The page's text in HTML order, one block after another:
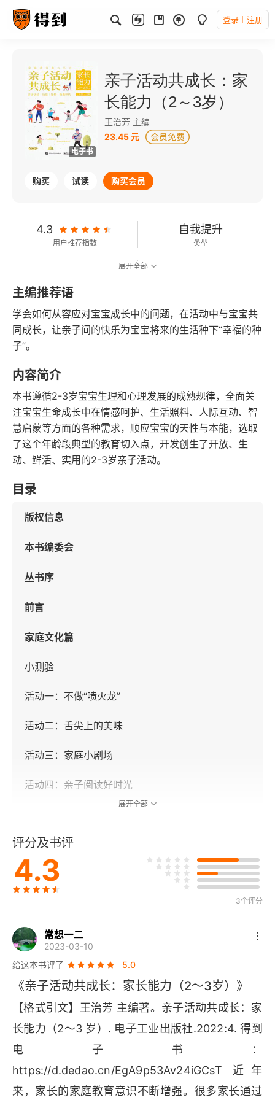
登录 注册
电子书
亲子活动共成长：家
长能力（2～3岁）
王治芳 主编
23.45 元
购买 试读 购买会员
4.3
用户推荐指数
自我提升
类型
2022-06-01
发行日期
展开全部
主编推荐语
学会如何从容应对宝宝成长中的问题，在活动中与宝宝共
同成长，让亲子间的快乐为宝宝将来的生活种下“幸福的种
子”。
内容简介
本书遵循2-3岁宝宝生理和心理发展的成熟规律，全面关
注宝宝生命成长中在情感呵护、生活照料、人际互动、智
慧启蒙等方面的各种需求，顺应宝宝的天性与本能，选取
了这个年龄段典型的教育切入点，开发创生了开放、生
动、鲜活、实用的2-3岁亲子活动。
目录
版权信息
本书编委会
丛书序
前言
家庭文化篇
小测验
活动一：不做“喷火龙”
活动二：舌尖上的美味
活动三：家庭小剧场
活动四：亲子阅读好时光
活动六：出行约定
效果评估
小测验
活动一：宝宝成长记
活动二：“大力士”爸爸
活动三：家有二宝
活动四：给爷爷奶奶捶捶背
活动五：漂亮妈妈时装秀
展开全部
评分及书评
4.3
3个评分
常想一二
2023-03-10
给这本书评了
5.0
《亲子活动共成长：家长能力（2～3岁）》
【格式引文】王治芳 主编著。亲子活动共成长：家
长能力（2～3 岁）. 电子工业出版社.2022:4. 得到
电子书：
https://d.dedao.cn/EgA9p53Av24iGCsT 近年
来，家长的家庭教育意识不断增强。很多家长通过